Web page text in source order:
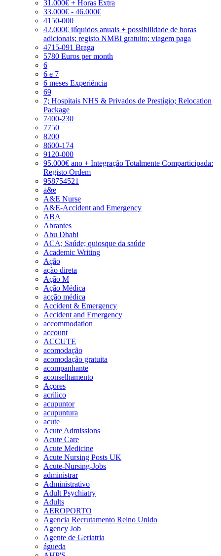
31.000€ + Horas Extra
33.000€ - 46.000€
4150-000
42.000€ ilíquidos anuais + possibilidade de horas
adicionais; registo NMBI gratuito; viagem paga
4715-091 Braga
5780 Euros per month
6
6 e 7
6 meses Experiência
69
7; Hospitais NHS & Privados de Prestígio; Relocation
Package
7400-230
7750
8200
8600-174
9120-000
95.000€ ano + Integração Totalmente Comparticipada:
Registo Ordem
958754521
a&e
A&E Nurse
A&E-Accident and Emergency
ABA
Abrantes
Abu Dhabi
ACA; Saúde; quiosque da saúde
Academic Writing
Ação
ação direta
Ação M
Ação Médica
acção médica
Accident & Emergency
Accident and Emergency
accommodation
account
ACCUTE
acomodação
acomodação gratuita
acompanhante
aconselhamento
Açores
acrilico
acupuntor
acupuntura
acute
Acute Admissions
Acute Care
Acute Medicine
Acute Nursing Posts UK
Acute-Nursing-Jobs
administrar
Administrativo
Adult Psychiatry
Adults
AEROPORTO
Agencia Recrutamento Reino Unido
Agency Job
Agente de Geriatria
águeda